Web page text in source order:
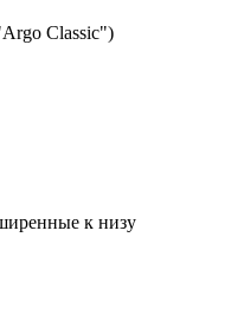
Classic")
к низу